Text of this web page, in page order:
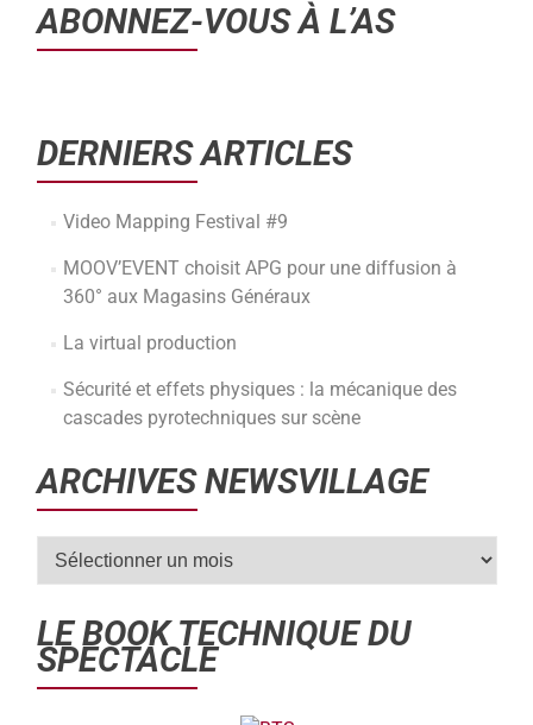
ABONNEZ-VOUS À L’AS
DERNIERS ARTICLES
Video Mapping Festival #9
MOOV’EVENT choisit APG pour une diffusion à
360° aux Magasins Généraux
La virtual production
Sécurité et effets physiques : la mécanique des
cascades pyrotechniques sur scène
ARCHIVES NEWSVILLAGE
LE BOOK TECHNIQUE DU
SPECTACLE